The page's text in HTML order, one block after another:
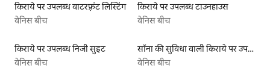
किराये पर उपलब्ध वाटरफ़्रंट लिस्टिंग
वेनिस बीच
किराये पर उपलब्ध टाउनहाउस
वेनिस बीच
किराये पर उपलब्ध निजी सुइट
वेनिस बीच
सॉना की सुविधा वाली किराये पर उपलब्ध लिस्टिंग
वेनिस बीच